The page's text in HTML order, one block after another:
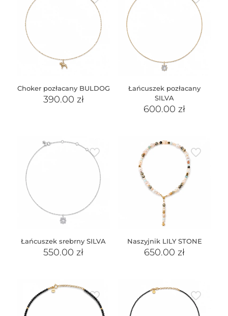
Choker pozłacany BULDOG
390.00 zł
Łańcuszek pozłacany
SILVA
600.00zł
Łańcuszek srebrny SILVA
550.00zł
Naszyjnik LILY STONE
650.00zł